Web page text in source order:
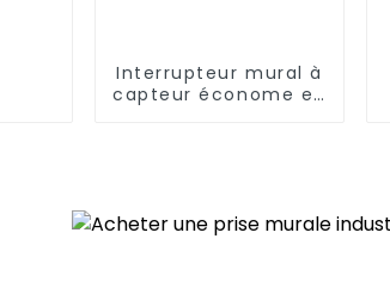
Interrupteur mural à
capteur économe en